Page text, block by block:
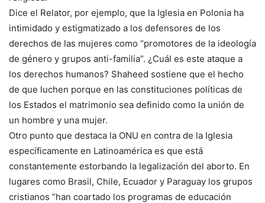
Dice el Relator, por ejemplo, que la Iglesia en Polonia ha
intimidado y estigmatizado a los defensores de los
derechos de las mujeres como “promotores de la ideología
de género y grupos anti-familia”. ¿Cuál es este ataque a
los derechos humanos? Shaheed sostiene que el hecho
de que luchen porque en las constituciones políticas de
los Estados el matrimonio sea definido como la unión de
un hombre y una mujer.
Otro punto que destaca la ONU en contra de la Iglesia
específicamente en Latinoamérica es que está
constantemente estorbando la legalización del aborto. En
lugares como Brasil, Chile, Ecuador y Paraguay los grupos
cristianos “han coartado los programas de educación